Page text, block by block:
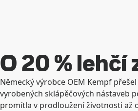
O 20 % lehčí
Německý výrobce OEM Kempf
vyrobených sklápěčových nástaveb
promítla v prodloužení životnosti až